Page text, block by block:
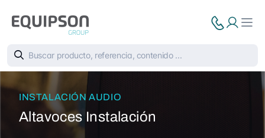
INSTALACIÓN AUDIO
Altavoces Instalación